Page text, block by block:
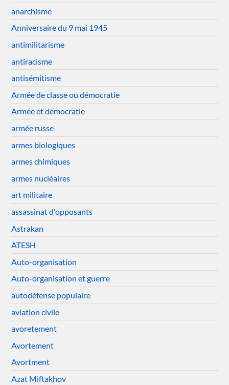
anarchisme
Anniversaire du 9 mai 1945
antimilitarisme
antiracisme
antisémitisme
Armée de classe ou démocratie
Armée et démocratie
armée russe
armes biologiques
armes chimiques
armes nucléaires
art militaire
assassinat d'opposants
Astrakan
ATESH
Auto-organisation
Auto-organisation et guerre
autodéfense populaire
aviation civile
avoretement
Avortement
Avortment
Azat Miftakhov